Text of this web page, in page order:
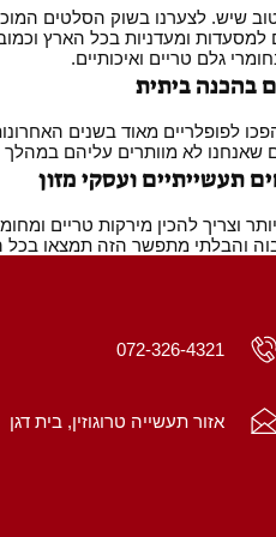
לצערנו בשוק הסלטים
ומעדניות בכל הארץ
גלם טריים ואיכותיים.
בהכנה ביתית
מאוד בשנים
שאנחנו לא מוותרים עליהם
תעשייתיים ועסקי מזון
להכין מירקות טריים
והבלתי מתפשר הזה תמצאו בכל
072-326-4321
אזור תעשייה טרוגוזין, בית דגן